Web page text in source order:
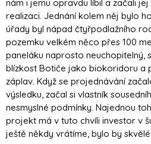
nám i jemu opravdu líbil a začali
realizaci. Jednání kolem něj bylo
úřady byl nápad čtyřpodlažního
pozemku velkém něco přes 100
paneláku naprosto neuchopitelný,
blízkost Botiče jako biokoridoru a
záplav. Když se projednávání
výsledku, začal si vlastník
nesmyslné podmínky. Najednou
projekt má v tuto chvíli investor v
ještě někdy vrátíme, bylo by